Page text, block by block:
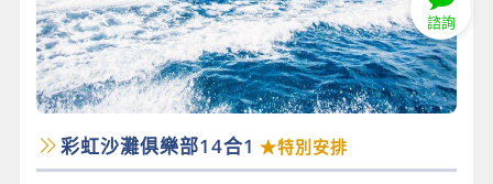
彩虹沙灘俱樂部14合1 ★特別安排
諮詢